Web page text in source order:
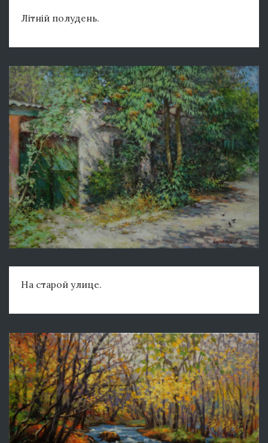
Літній полудень.
На старой улице.